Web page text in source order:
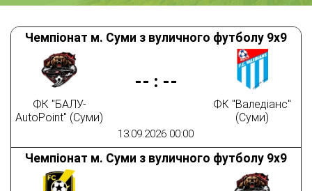
13.09.2026 00:00
Чемпіонат м. Суми з вуличного футболу 9х9
ФК "БАЛУ-
AutoPoint" (Суми)
-- : --
ФК "Валедіанс"
(Суми)
Чемпіонат м. Суми з вуличного футболу 9х9